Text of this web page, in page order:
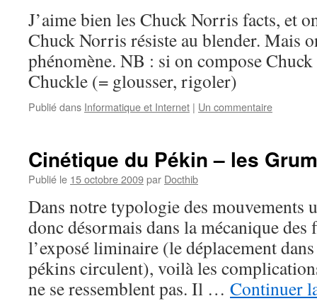
J’aime bien les Chuck Norris facts, et
Chuck Norris résiste au blender. Mais
phénomène. NB : si on compose
Chuckle (= glousser, rigoler)
Publié dans Informatique et Internet | Un commentaire
Cinétique du Pékin – les
Publié le 15 octobre 2009par Docthib
Dans notre typologie des mouvements
donc désormais dans la mécanique des
l’exposé liminaire (le déplacement
pékins circulent), voilà les
ne se ressemblent pas. Il … Continuer